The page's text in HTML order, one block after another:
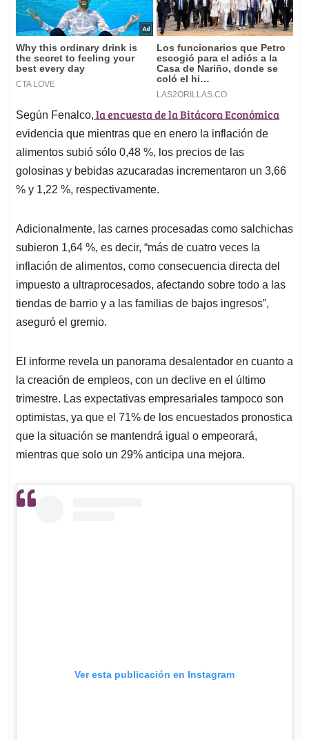
Según Fenalco, la encuesta de la Bitácora Económica
evidencia que mientras que en enero la inflación de
alimentos subió sólo 0,48 %, los precios de las
golosinas y bebidas azucaradas incrementaron un 3,66
% y 1,22 %, respectivamente.
Adicionalmente, las carnes procesadas como salchichas
subieron 1,64 %, es decir, “más de cuatro veces la
inflación de alimentos, como consecuencia directa del
impuesto a ultraprocesados, afectando sobre todo a las
tiendas de barrio y a las familias de bajos ingresos”,
aseguró el gremio.
El informe revela un panorama desalentador en cuanto a
la creación de empleos, con un declive en el último
trimestre. Las expectativas empresariales tampoco son
optimistas, ya que el 71% de los encuestados pronostica
que la situación se mantendrá igual o empeorará,
mientras que solo un 29% anticipa una mejora.
Ver esta publicación en Instagram